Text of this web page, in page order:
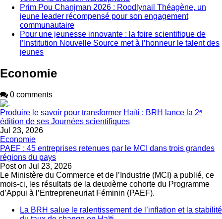
Prim Pou Chanjman 2026 : Roodlynail Théagène, un
jeune leader récompensé pour son engagement
communautaire
Pour une jeunesse innovante : la foire scientifique de
l’Institution Nouvelle Source met à l’honneur le talent des
jeunes
Economie
0 comments
Produire le savoir pour transformer Haïti : BRH lance la 2ᵉ
édition de ses Journées scientifiques
Jul 23, 2026
Economie
PAEF : 45 entreprises retenues par le MCI dans trois grandes
régions du pays
Post on Jul 23, 2026
Le Ministère du Commerce et de l’Industrie (MCI) a publié, ce
mois-ci, les résultats de la deuxième cohorte du Programme
d’Appui à l’Entrepreneuriat Féminin (PAEF).
La BRH salue le ralentissement de l’inflation et la stabilité